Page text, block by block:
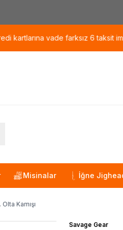
vade farksız 6 taksit imkânı!
Misinalar İğne
Kamışı
Savage Gear